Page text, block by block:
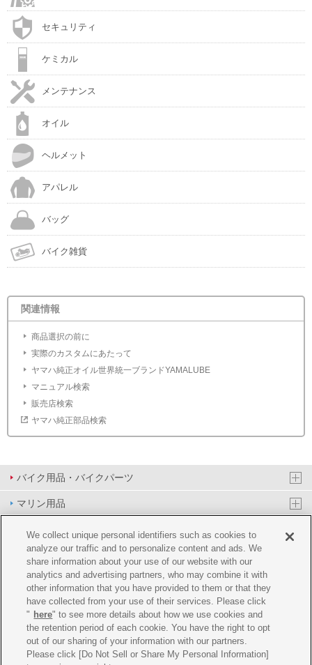
セキュリティ
ケミカル
メンテナンス
オイル
ヘルメット
アパレル
バッグ
バイク雑貨
関連情報
商品選択の前に
実際のカスタムにあたって
ヤマハ純正オイル世界統一ブランドYAMALUBE
マニュアル検索
販売店検索
ヤマハ純正部品検索
バイク用品・バイクパーツ
マリン用品
PAS/YPJ用品
その他用品
イベント&エンターテイメント
オンラインショップ
企業情報
ご利用規約 推薦環境 プライバシーポリシー Cookie ポリシー
We collect unique personal identifiers such as cookies to
analyze our traffic and to personalize content and ads. We
share information about your use of our website with our
analytics and advertising partners, who may combine it with
other information that you have provided to them or that they
have collected from your use of their services. Please click
" here" to see more details about how we use cookies and
the retention period of each cookie. You have the right to opt
out of our sharing of your information with our partners.
Please click [Do Not Sell or Share My Personal Information]